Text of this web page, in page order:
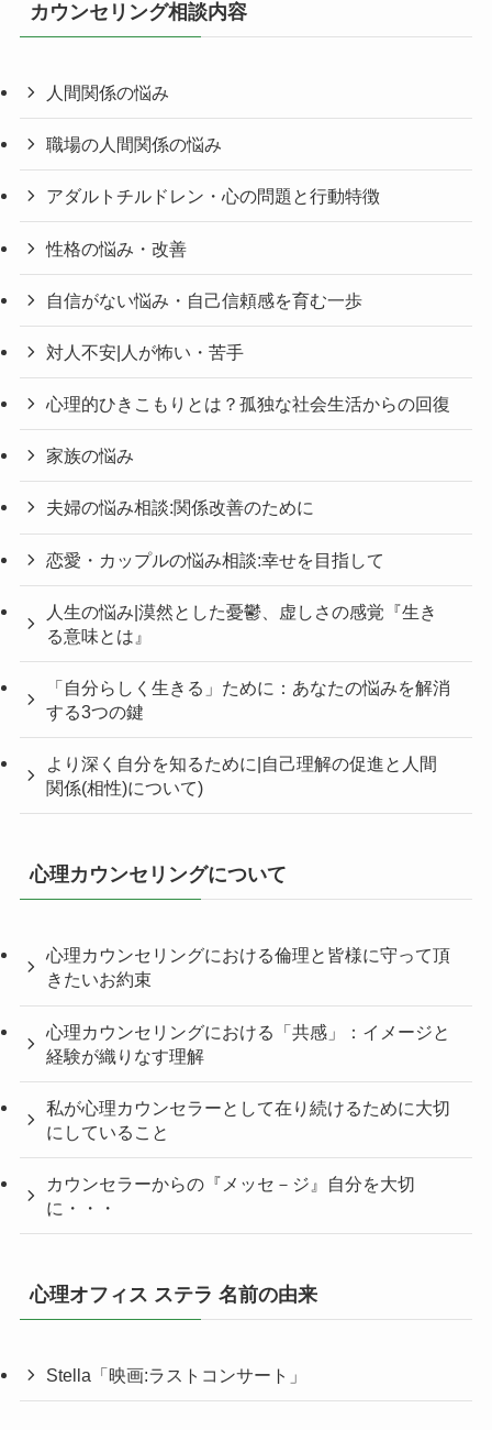
カウンセリング相談内容
人間関係の悩み
職場の人間関係の悩み
アダルトチルドレン・心の問題と行動特徴
性格の悩み・改善
自信がない悩み・自己信頼感を育む一歩
対人不安|人が怖い・苦手
心理的ひきこもりとは？孤独な社会生活からの回復
家族の悩み
夫婦の悩み相談:関係改善のために
恋愛・カップルの悩み相談:幸せを目指して
人生の悩み|漠然とした憂鬱、虚しさの感覚『生き
る意味とは』
「自分らしく生きる」ために：あなたの悩みを解消
する3つの鍵
より深く自分を知るために|自己理解の促進と人間
関係(相性)について)
心理カウンセリングについて
心理カウンセリングにおける倫理と皆様に守って頂
きたいお約束
心理カウンセリングにおける「共感」：イメージと
経験が織りなす理解
私が心理カウンセラーとして在り続けるために大切
にしていること
カウンセラーからの『メッセ－ジ』自分を大切
に・・・
心理オフィス ステラ 名前の由来
Stella「映画:ラストコンサート」